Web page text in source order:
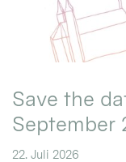
Save the
September
22. Juli 2026